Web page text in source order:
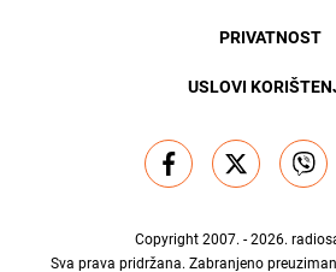
PRIVATNOST
USLOVI
Copyright 2007. - 2026.
Sva prava pridržana. Zabranjeno